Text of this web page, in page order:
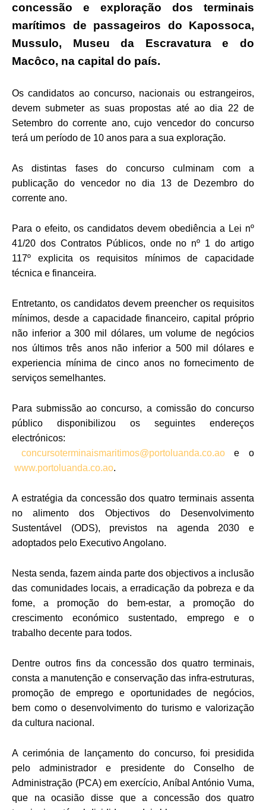
concessão e exploração dos terminais
marítimos de passageiros do Kapossoca,
Mussulo, Museu da Escravatura e do
Macôco, na capital do país.
Os candidatos ao concurso, nacionais ou estrangeiros,
devem submeter as suas propostas até ao dia 22 de
Setembro do corrente ano, cujo vencedor do concurso
terá um período de 10 anos para a sua exploração.
As distintas fases do concurso culminam com a
publicação do vencedor no dia 13 de Dezembro do
corrente ano.
Para o efeito, os candidatos devem obediência a Lei nº
41/20 dos Contratos Públicos, onde no nº 1 do artigo
117º explicita os requisitos mínimos de capacidade
técnica e financeira.
Entretanto, os candidatos devem preencher os requisitos
mínimos, desde a capacidade financeiro, capital próprio
não inferior a 300 mil dólares, um volume de negócios
nos últimos três anos não inferior a 500 mil dólares e
experiencia mínima de cinco anos no fornecimento de
serviços semelhantes.
Para submissão ao concurso, a comissão do concurso
público disponibilizou os seguintes endereços
electrónicos:
concursoterminaismaritimos@portoluanda.co.aoe o
www.portoluanda.co.ao.
A estratégia da concessão dos quatro terminais assenta
no alimento dos Objectivos do Desenvolvimento
Sustentável (ODS), previstos na agenda 2030 e
adoptados pelo Executivo Angolano.
Nesta senda, fazem ainda parte dos objectivos a inclusão
das comunidades locais, a erradicação da pobreza e da
fome, a promoção do bem-estar, a promoção do
crescimento económico sustentado, emprego e o
trabalho decente para todos.
Dentre outros fins da concessão dos quatro terminais,
consta a manutenção e conservação das infra-estruturas,
promoção de emprego e oportunidades de negócios,
bem como o desenvolvimento do turismo e valorização
da cultura nacional.
A cerimónia de lançamento do concurso, foi presidida
pelo administrador e presidente do Conselho de
Administração (PCA) em exercício, Aníbal António Vuma,
que na ocasião disse que a concessão dos quatro